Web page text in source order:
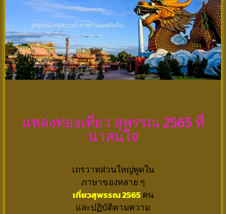
แหล่งท่องเที่ยว สุพรรณ 2565 ที่
น่าสนใจ
เถรวาทส่วนใหญ่พูดใน
ภาษาของหลาย ๆ
เที่ยวสุพรรณ 2565คน
และปฏิบัติตามความ